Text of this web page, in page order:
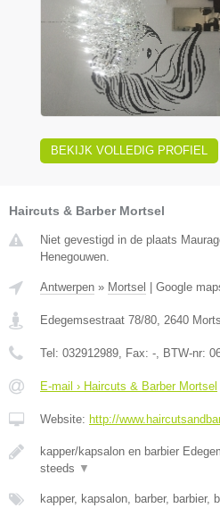
BEKIJK VOLLEDIG PROFIEL
Haircuts & Barber Mortsel
Niet gevestigd in de plaats
Henegouwen.
Antwerpen » Mortsel Google
Edegemsestraat 78/80, 2640
Tel: 032912989, Fax: -, BTW-nr:
E-mail › Haircuts & Barber Mortsel
Website: http://
kapper/kapsalon en barbier
steeds ▼
kapper, kapsalon, barber, barbier,